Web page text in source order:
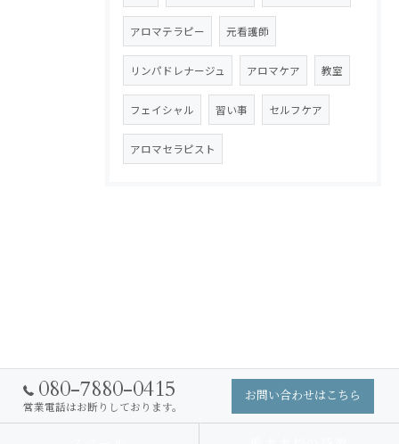
アロマテラピー 元看護師
リンパドレナージュ アロマケア 教室
フェイシャル 習い事 セルフケア
アロマセラピスト
080-7880-0415
営業電話はお断りしております。
お問い合わせはこちら